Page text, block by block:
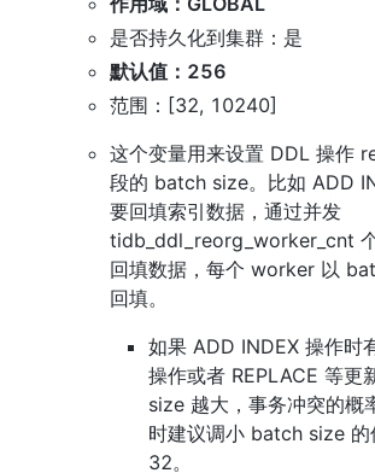
是否持久化到集群：是
默认值：256
范围：[32, 10240]
这个变量用来设置 DDL 操作
段的 batch size。比如 ADD
要回填索引数据，通过并发
tidb_ddl_reorg_worker_cnt
回填数据，每个 worker 以
回填。
如果 ADD INDEX 操作时
操作或者 REPLACE 等更
size 越大，事务冲突的概
时建议调小 batch size 的
32。